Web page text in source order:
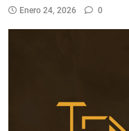
Enero 24, 2026 0